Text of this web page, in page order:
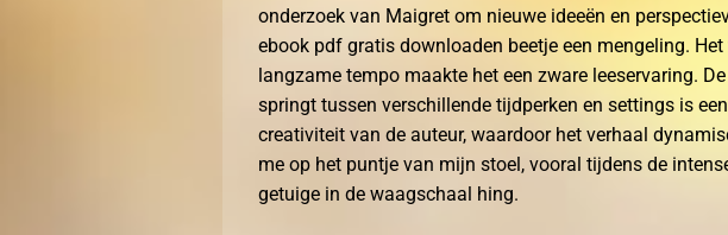
onderzoek van Maigret om nieuwe ideeën en
ebook pdf gratis downloaden beetje een mengeling.
langzame tempo maakte het een zware leeservaring.
springt tussen verschillende tijdperken en settings is
creativiteit van de auteur, waardoor het verhaal
me op het puntje van mijn stoel, vooral tijdens de
getuige in de waagschaal hing.